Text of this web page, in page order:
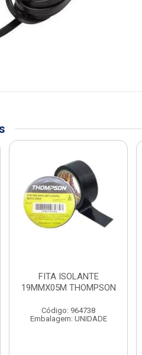
FITA ISOLANTE
19MMX05M THOMPSON
Código: 964738
Embalagem: UNIDADE